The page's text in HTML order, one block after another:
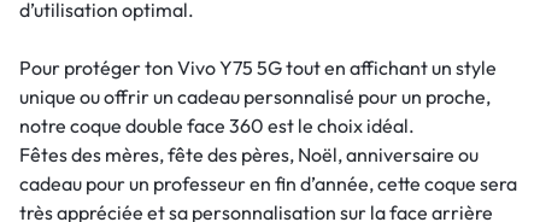
d’utilisation optimal.
Pour protéger ton Vivo Y75 5G tout en affichant un style
unique ou offrir un cadeau personnalisé pour un proche,
notre coque double face 360 est le choix idéal.
Fêtes des mères, fête des pères, Noël, anniversaire ou
cadeau pour un professeur en fin d’année, cette coque sera
très appréciée et sa personnalisation sur la face arrière